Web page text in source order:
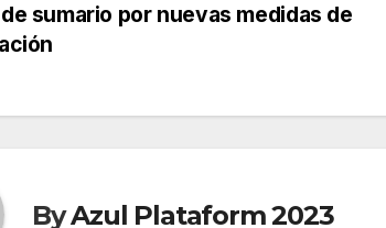
sumario por nuevas medidas de
ByAzul Plataform 2023